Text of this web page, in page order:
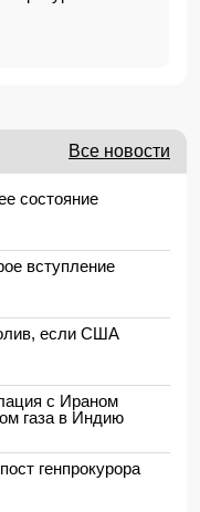
Все новости
состояние
вступление
если США
с Ираном
газа в Индию
генпрокурора